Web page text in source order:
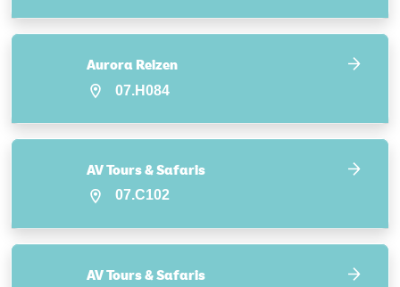
Aurora Reizen
07.H084
AV Tours & Safaris
07.C102
AV Tours & Safaris